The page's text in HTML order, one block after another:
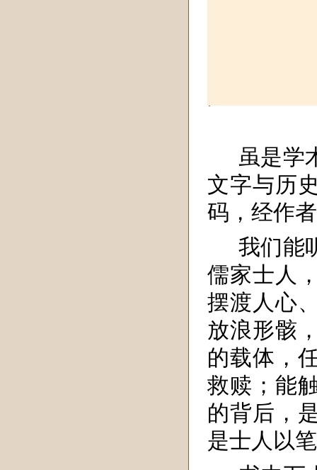
虽是学
文字与历
码，经作
我们能
儒家士人
摆渡人心
放浪形骸
的载体，
救赎；能
的背后，
是士人以